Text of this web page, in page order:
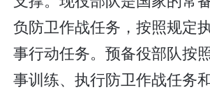
负防卫作战任务，按照规定
事行动任务。预备役部队按
事训练、执行防卫作战任务